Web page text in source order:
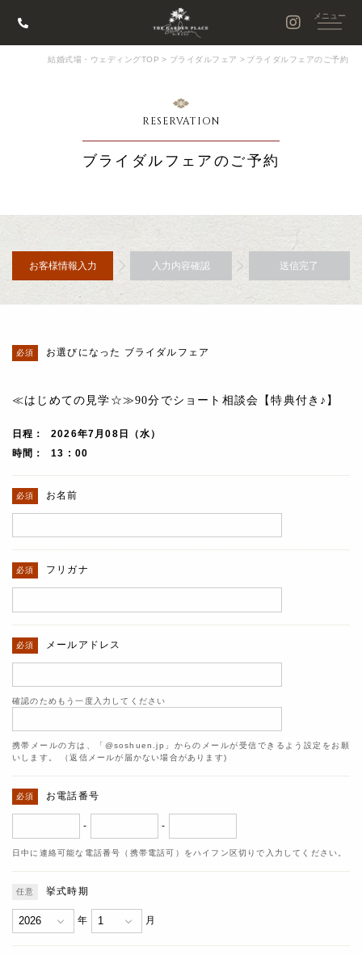
結婚式場・ウェディングTOP > ブライダルフェア > ブライダルフェアのご予約
RESERVATION
ブライダルフェアのご予約
お客様情報入力 入力内容確認 送信完了
お選びになった ブライダルフェア
≪はじめての見学☆≫90分でショート相談会【特典付き♪】
日程
2026年7月08日（水）
時間
13 : 00
お名前
フリガナ
メールアドレス
確認のためもう一度入力してください
携帯メールの方は、「@soshuen.jp」からのメールが受信できるよう設定をお願
いします。 （返信メールが届かない場合があります)
お電話番号
- -
日中に連絡可能な電話番号（携帯電話可）をハイフン区切りで入力してください。
挙式時期
年 月